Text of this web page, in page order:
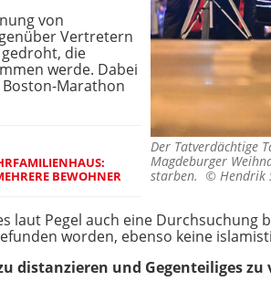
Der Tatverdächtige
Magdeburger
starben. © Hendrik
von
Vertretern
die
werde. Dabei
Marathon
BEWOHNER
laut Pegel auch eine Durchsuchung
worden, ebenso keine
distanzieren und Gegenteiliges zu